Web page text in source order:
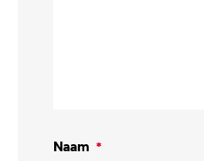
Naam *